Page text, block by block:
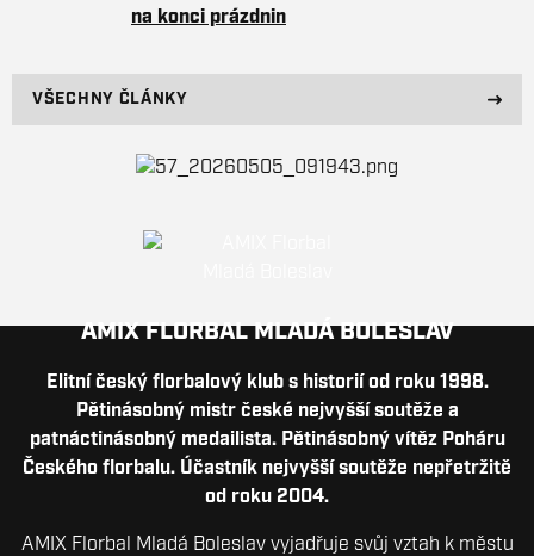
na konci prázdnin
VŠECHNY ČLÁNKY
AMIX FLORBAL MLADÁ BOLESLAV
Elitní český florbalový klub s historií od roku 1998.
Pětinásobný mistr české nejvyšší soutěže a
patnáctinásobný medailista. Pětinásobný vítěz Poháru
Českého florbalu. Účastník nejvyšší soutěže nepřetržitě
od roku 2004.
AMIX Florbal Mladá Boleslav vyjadřuje svůj vztah k městu